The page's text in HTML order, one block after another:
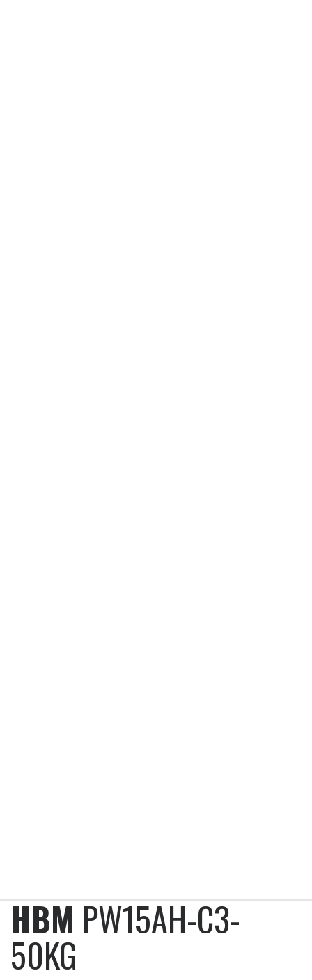
HBM PW15AH-C3-
50KG